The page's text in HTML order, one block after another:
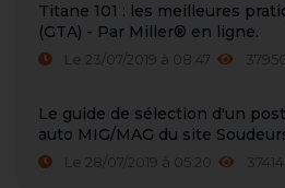
Titane 101 : les meilleures
(GTA) - Par Miller® en ligne.
Le 23/07/2019 à 08:47
Le guide de sélection d'un
auto MIG/MAG du site
Le 28/07/2019 à 05:20 37414